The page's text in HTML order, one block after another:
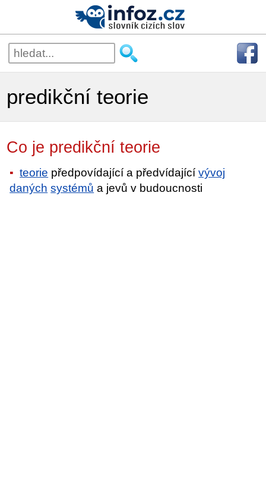
predikční teorie
Co je predikční teorie
teorie předpovídající a předvídajícívývoj
daných systémů a jevů v budoucnosti